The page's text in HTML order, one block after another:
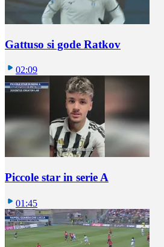
Gattuso si gode Ratkov
02:09
Piccole star in serie A
01:45